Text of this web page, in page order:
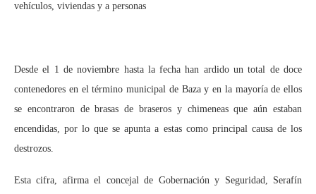
vehículos, viviendas y a personas
Desde el 1 de noviembre hasta la fecha han ardido un total de doce
contenedores en el término municipal de Baza y en la mayoría de ellos
se encontraron de brasas de braseros y chimeneas que aún estaban
encendidas, por lo que se apunta a estas como principal causa de los
destrozos.
Esta cifra, afirma el concejal de Gobernación y Seguridad, Serafín